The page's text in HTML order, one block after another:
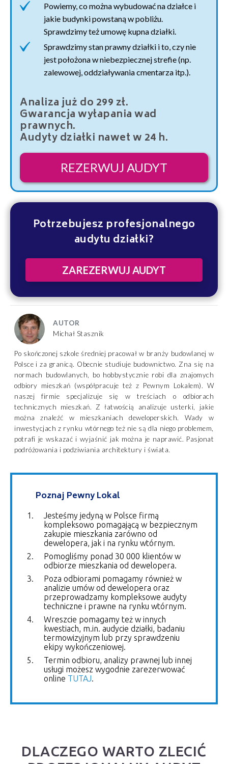
Powiemy, co można wybudować na działce i
jakie budynki powstaną w pobliżu.
Sprawdzimy też umowę kupna działki.
Sprawdzimy stan prawny działki i to, czy nie
jest położona w niebezpiecznej strefie (np.
zalewowej, oddziaływania cmentarza itp.).
Analiza już do 299 zł.
Gwarancja wyłapania wad
prawnych.
Audyty działki nawet w 24 h.
REZERWUJ AUDYT
Potrzebujesz profesjonalnego
audytu działki?
ZAREZERWUJ AUDYT
AUTOR
Michał Stasznik
Po skończonej szkole średniej pracował w branży budowlanej w
Polsce i za granicą. Obecnie studiuje budownictwo. Zna się na
normach budowlanych, bo hobbystycznie robi dla znajomych
odbiory mieszkań (współpracuje też z Pewnym Lokalem). W
naszej firmie specjalizuje się w treściach o odbiorach
technicznych mieszkań. Z łatwością analizuje usterki, jakie
można znaleźć w mieszkaniach deweloperskich. Wady w
inwestycjach z rynku wtórnego też nie są dla niego problemem,
potrafi je wskazać i wyjaśnić jak można je naprawić. Pasjonat
podróżowania i podziwiania architektury i świata.
Poznaj Pewny Lokal
Jesteśmy jedyną w Polsce firmą
kompleksowo pomagającą w bezpiecznym
zakupie mieszkania zarówno od
dewelopera, jak i na rynku wtórnym.
Pomogliśmy ponad 30 000 klientów w
odbiorze mieszkania od dewelopera.
Poza odbiorami pomagamy również w
analizie umów od dewelopera oraz
przeprowadzamy kompleksowe audyty
techniczne i prawne na rynku wtórnym.
Wreszcie pomagamy też w innych
kwestiach, m.in. audycie działki, badaniu
termowizyjnym lub przy sprawdzeniu
ekipy wykończeniowej.
Termin odbioru, analizy prawnej lub innej
usługi możesz wygodnie zarezerwować
online TUTAJ.
DLACZEGO WARTO ZLECIĆ